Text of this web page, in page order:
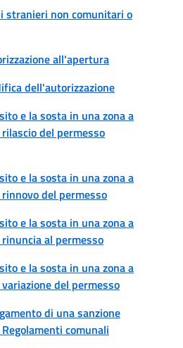
non comunitari o
all'apertura
dell'autorizzazione
e la sosta in una zona a
del permesso
e la sosta in una zona a
del permesso
e la sosta in una zona a
al permesso
e la sosta in una zona a
del permesso
di una sanzione
comunali